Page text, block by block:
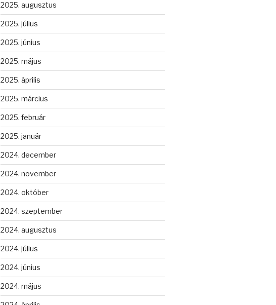
2025. augusztus
2025. július
2025. június
2025. május
2025. április
2025. március
2025. február
2025. január
2024. december
2024. november
2024. október
2024. szeptember
2024. augusztus
2024. július
2024. június
2024. május